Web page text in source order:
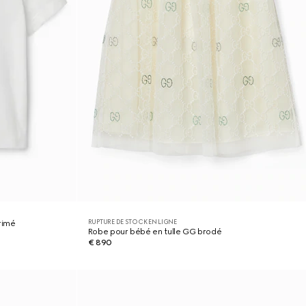
RUPTURE DE STOCK EN LIGNE
Robe pour bébé en tulle GG brodé
€ 890